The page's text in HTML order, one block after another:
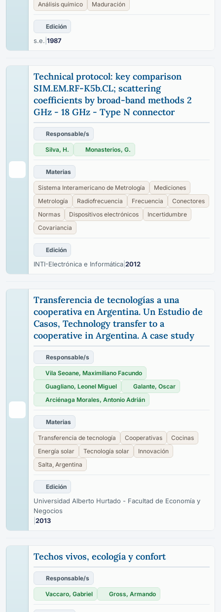
Análisis químico
Maduración
Edición
s.e. 1987
Technical protocol: key comparison
SIM.EM.RF-K5b.CL; scattering
coefficients by broad-band methods 2
GHz - 18 GHz - Type N connector
Responsable/s
Silva, H. Monasterios, G.
Materias
Sistema Interamericano de Metrología
Mediciones
Metrología
Radiofrecuencia Frecuencia
Conectores
Normas
Dispositivos electrónicos
Incertidumbre
Covariancia
Edición
INTI-Electrónica e Informática 2012
Transferencia de tecnologías a una
cooperativa en Argentina. Un Estudio de
Casos, Technology transfer to a
cooperative in Argentina. A case study
Responsable/s
Vila Seoane, Maximiliano Facundo
Guagliano, Leonel Miguel
Galante, Oscar
Arciénaga Morales, Antonio Adrián
Materias
Transferencia de tecnología Cooperativas
Cocinas
Energía solar
Tecnología solar
Innovación
Salta, Argentina
Edición
Universidad Alberto Hurtado - Facultad de Economía y
Negocios
2013
Techos vivos, ecología y confort
Responsable/s
Vaccaro, Gabriel Gross, Armando